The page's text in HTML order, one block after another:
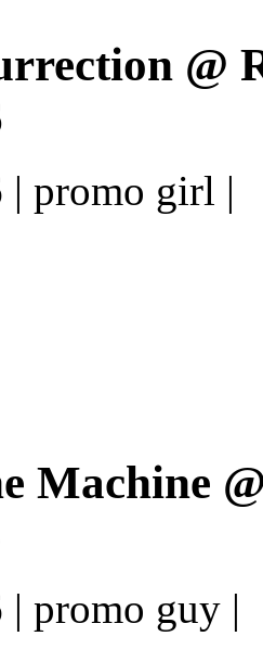
@
| promo girl |
Machine
| promo guy |